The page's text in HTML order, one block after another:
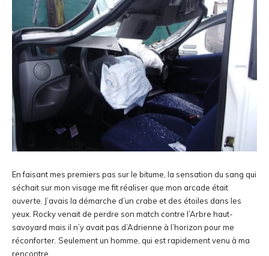
En faisant mes premiers pas sur le bitume, la sensation du sang qui
séchait sur mon visage me fit réaliser que mon arcade était
ouverte. J’avais la démarche d’un crabe et des étoiles dans les
yeux. Rocky venait de perdre son match contre l’Arbre haut-
savoyard mais il n’y avait pas d’Adrienne à l’horizon pour me
réconforter. Seulement un homme, qui est rapidement venu à ma
rencontre.